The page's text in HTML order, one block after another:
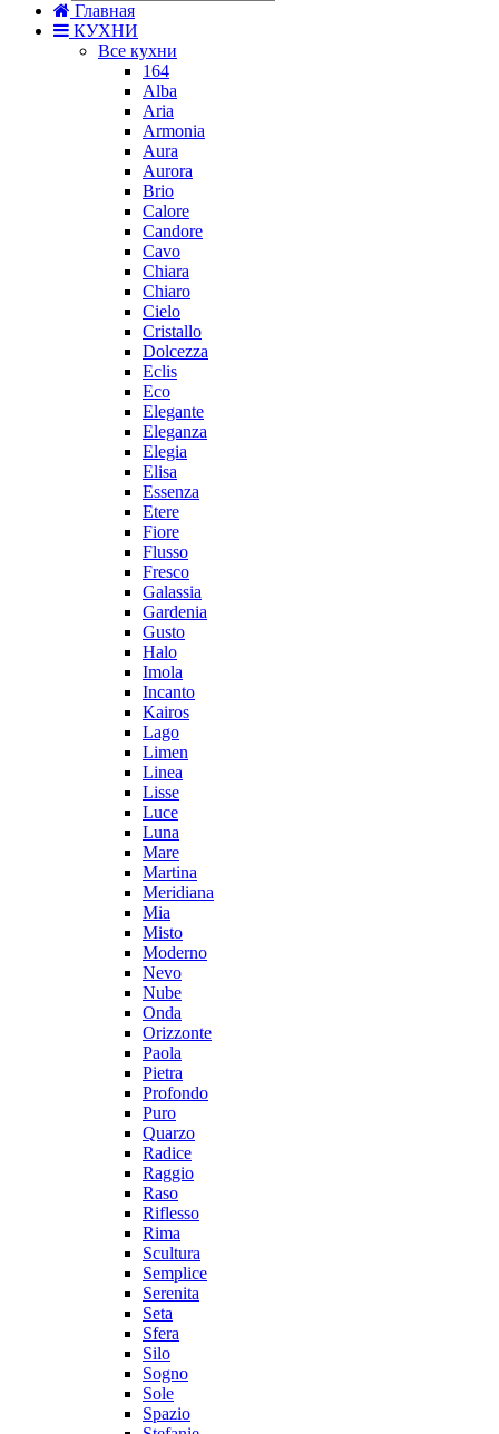
Главная
КУХНИ
Все кухни
164
Alba
Aria
Armonia
Aura
Aurora
Brio
Calore
Candore
Cavo
Chiara
Chiaro
Cielo
Cristallo
Dolcezza
Eclis
Eco
Elegante
Eleganza
Elegia
Elisa
Essenza
Etere
Fiore
Flusso
Fresco
Galassia
Gardenia
Gusto
Halo
Imola
Incanto
Kairos
Lago
Limen
Linea
Lisse
Luce
Luna
Mare
Martina
Meridiana
Mia
Misto
Moderno
Nevo
Nube
Onda
Orizzonte
Paola
Pietra
Profondo
Puro
Quarzo
Radice
Raggio
Raso
Riflesso
Rima
Scultura
Semplice
Serenita
Seta
Sfera
Silo
Sogno
Sole
Spazio